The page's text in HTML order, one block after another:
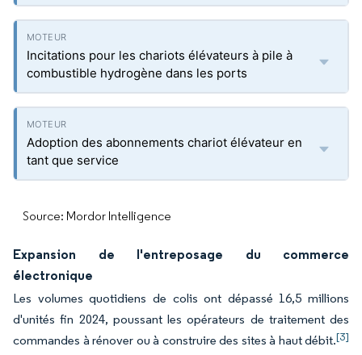
Incitations pour les chariots élévateurs à pile à
combustible hydrogène dans les ports
Adoption des abonnements chariot élévateur en
tant que service
Source: Mordor Intelligence
Expansion de l'entreposage du commerce
électronique
Les volumes quotidiens de colis ont dépassé 16,5 millions
d'unités fin 2024, poussant les opérateurs de traitement des
commandes à rénover ou à construire des sites à haut débit.[3]